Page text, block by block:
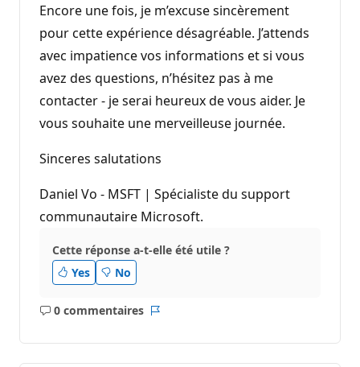
Encore une fois, je m’excuse sincèrement
pour cette expérience désagréable. J’attends
avec impatience vos informations et si vous
avez des questions, n’hésitez pas à me
contacter - je serai heureux de vous aider. Je
vous souhaite une merveilleuse journée.
Sinceres salutations
Daniel Vo - MSFT | Spécialiste du support
communautaire Microsoft.
Cette réponse a-t-elle été utile ?
Yes
No
0 commentaires
Aucun